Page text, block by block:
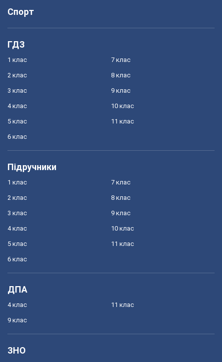
Спорт
ГДЗ
1 клас
2 клас
3 клас
4 клас
5 клас
6 клас
7 клас
8 клас
9 клас
10 клас
11 клас
Підручники
1 клас
2 клас
3 клас
4 клас
5 клас
6 клас
7 клас
8 клас
9 клас
10 клас
11 клас
ДПА
4 клас
9 клас
11 клас
ЗНО